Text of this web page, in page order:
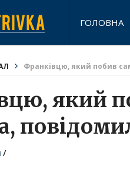
ГОЛОВНА
Франківцю, який побив
який
/